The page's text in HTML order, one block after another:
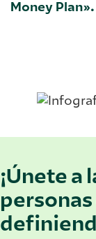
Money Plan».
¡Únete a